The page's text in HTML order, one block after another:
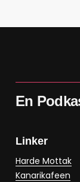
En
Linker
Harde Mottak
Kanarikafeen